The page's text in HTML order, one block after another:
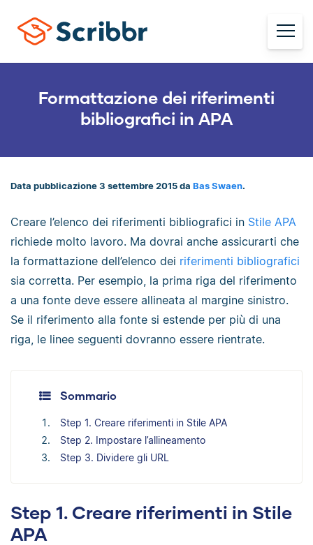
Formattazione dei riferimenti
bibliografici in APA
Data pubblicazione 3 settembre 2015 da Bas Swaen.
Creare l’elenco dei riferimenti bibliografici in Stile APA
richiede molto lavoro. Ma dovrai anche assicurarti che
la formattazione dell’elenco dei riferimenti bibliografici
sia corretta. Per esempio, la prima riga del riferimento
a una fonte deve essere allineata al margine sinistro.
Se il riferimento alla fonte si estende per più di una
riga, le linee seguenti dovranno essere rientrate.
Sommario
Step 1. Creare riferimenti in Stile APA
Step 2. Impostare l’allineamento
Step 3. Dividere gli URL
Step 1. Creare riferimenti in Stile
APA